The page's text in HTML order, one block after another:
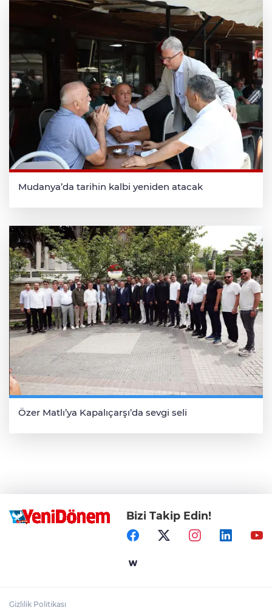
Mudanya’da tarihin kalbi yeniden atacak
Özer Matlı’ya Kapalıçarşı’da sevgi seli
Bizi Takip Edin!
Gizlilik Politikası